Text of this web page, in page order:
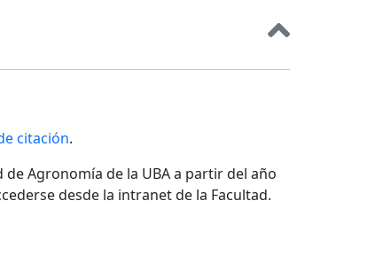
citación.
Agronomía de la UBA a partir del año
desde la intranet de la Facultad.